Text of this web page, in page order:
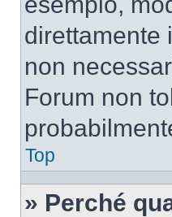
direttamente
non
Forum non
Top
» Perché